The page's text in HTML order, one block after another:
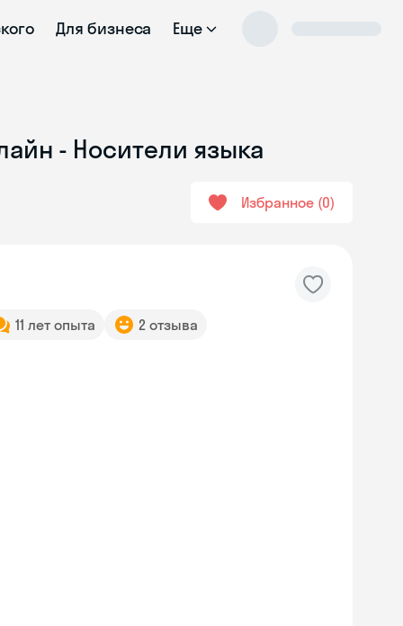
Для бизнеса Еще
- Носители языка
Избранное 0
11 лет опыта 2 отзыва